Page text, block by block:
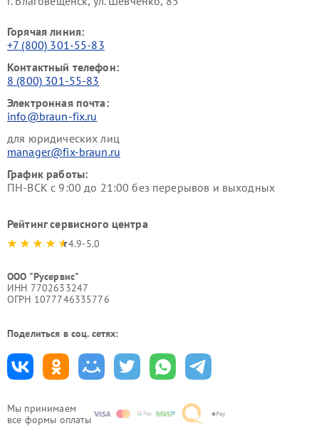
Мы принимаем
все формы оплаты
Горячая линия:
+7 (800) 301-55-83
Контактный телефон:
8 (800) 301-55-83
Электронная почта:
info@braun-fix.ru
для юридических лиц
manager@fix-braun.ru
График работы:
ПН-ВСК с 9:00 до 21:00 без перерывов и выходных
Рейтинг сервисного центра
4.9-5.0
ООО "Русервис"
ИНН 7702633247
ОГРН 1077746335776
Поделиться в соц. сетях: